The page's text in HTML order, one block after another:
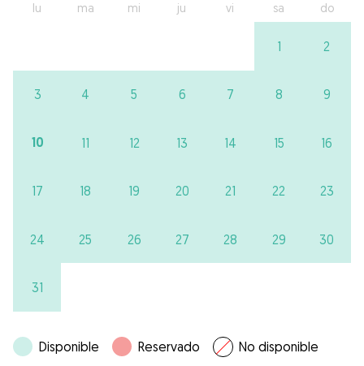
lu ma mi ju vi sa do
1 2
3 4 5 6 7 8 9
10 11 12 13 14 15 16
17 18 19 20 21 22 23
24 25 26 27 28 29 30
31
Disponible Reservado No disponible